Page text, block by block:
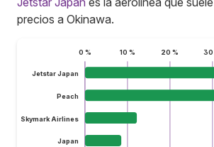
precios a Okinawa.
0 % 10 % 20 % 30
Jetstar Japan
Peach
Skymark Airlines
Japan